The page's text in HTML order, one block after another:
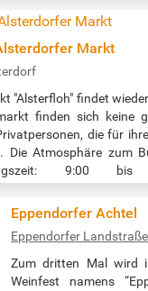
Markt
"Alsterfloh" findet
finden sich keine
die für
Die Atmosphäre zum
9:00
flohmarkt-alsterfloh/
Eppendorfer Achtel
Eppendorfer Landstraße
Zum dritten Mal wird
Weinfest namens